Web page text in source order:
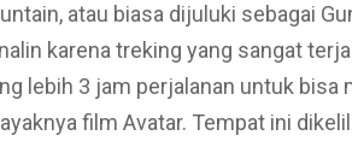
atau biasa dijuluki sebagai
karena treking yang sangat
lebih 3 jam perjalanan untuk bisa
film Avatar. Tempat ini